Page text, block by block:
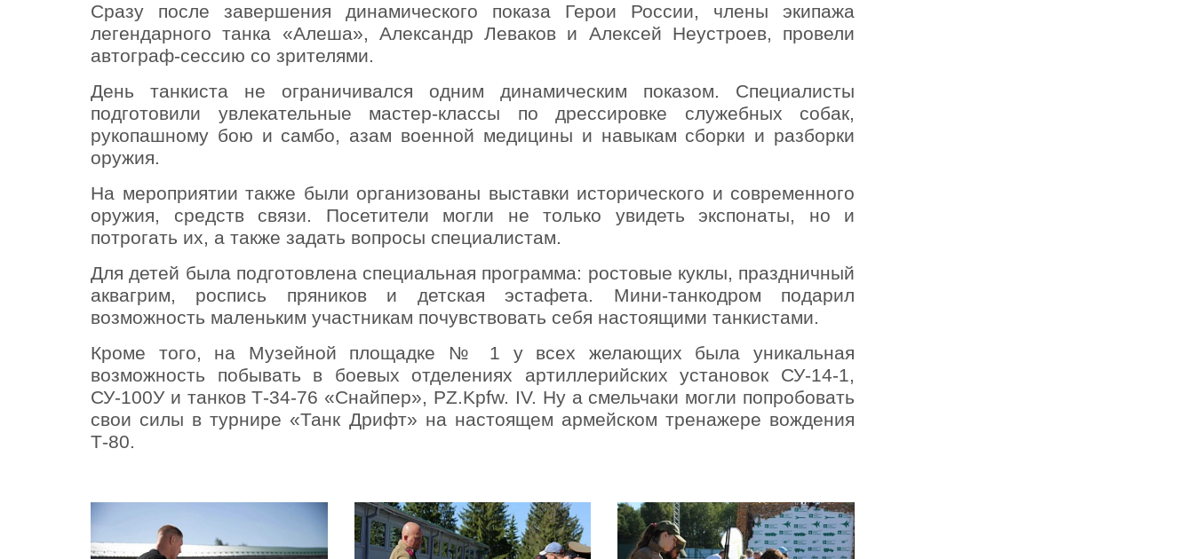
Сразу после завершения динамического показа Герои России, члены экипажа
легендарного танка «Алеша», Александр Леваков и Алексей Неустроев, провели
автограф-сессию со зрителями.
День танкиста не ограничивался одним динамическим показом. Специалисты
подготовили увлекательные мастер-классы по дрессировке служебных собак,
рукопашному бою и самбо, азам военной медицины и навыкам сборки и разборки
оружия.
На мероприятии также были организованы выставки исторического и современного
оружия, средств связи. Посетители могли не только увидеть экспонаты, но и
потрогать их, а также задать вопросы специалистам.
Для детей была подготовлена специальная программа: ростовые куклы, праздничный
аквагрим, роспись пряников и детская эстафета. Мини-танкодром подарил
возможность маленьким участникам почувствовать себя настоящими танкистами.
Кроме того, на Музейной площадке № 1 у всех желающих была уникальная
возможность побывать в боевых отделениях артиллерийских установок СУ-14-1,
СУ-100У и танков Т-34-76 «Снайпер», PZ.Kpfw. IV. Ну а смельчаки могли попробовать
свои силы в турнире «Танк Дрифт» на настоящем армейском тренажере вождения
Т-80.